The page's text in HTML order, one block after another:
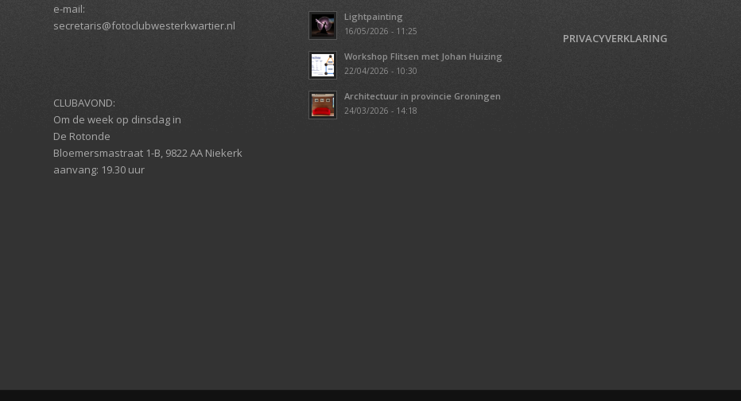
e-mail:
secretaris@fotoclubwesterkwartier.nl
CLUBAVOND:
Om de week op dinsdag in
De Rotonde
Bloemersmastraat 1-B, 9822 AA Niekerk
aanvang: 19.30 uur
Lightpainting
16/05/2026 - 11:25
Workshop Flitsen met Johan Huizing
22/04/2026 - 10:30
Architectuur in provincie Groningen
24/03/2026 - 14:18
PRIVACYVERKLARING